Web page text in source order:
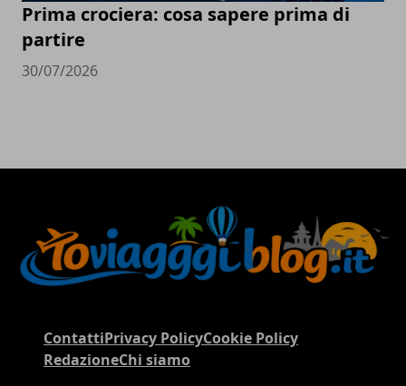
Prima crociera: cosa sapere prima di
partire
30/07/2026
ContattiPrivacy PolicyCookie Policy
RedazioneChi siamo